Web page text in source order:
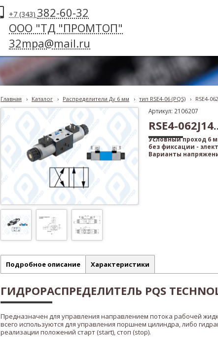
+7 (343) 382-60-32
ООО "ТД "ПРОМТОП"
32mpa@mail.ru
Главная › Каталог › Распределители Ду 6 мм › тип RSE4-06 (PQS) › RSE4-
Артикул: 2106207
RSE4-
Условный проход 6
без фиксации -
Варианты
Подробное описание Характеристики
ГИДРОРАСПРЕДЕЛИТЕЛЬ PQS
Предназначен для управления направлением потока рабочей
всего используются для управления поршнем цилиндра, либо
реализации положений старт (start), стоп (stop).